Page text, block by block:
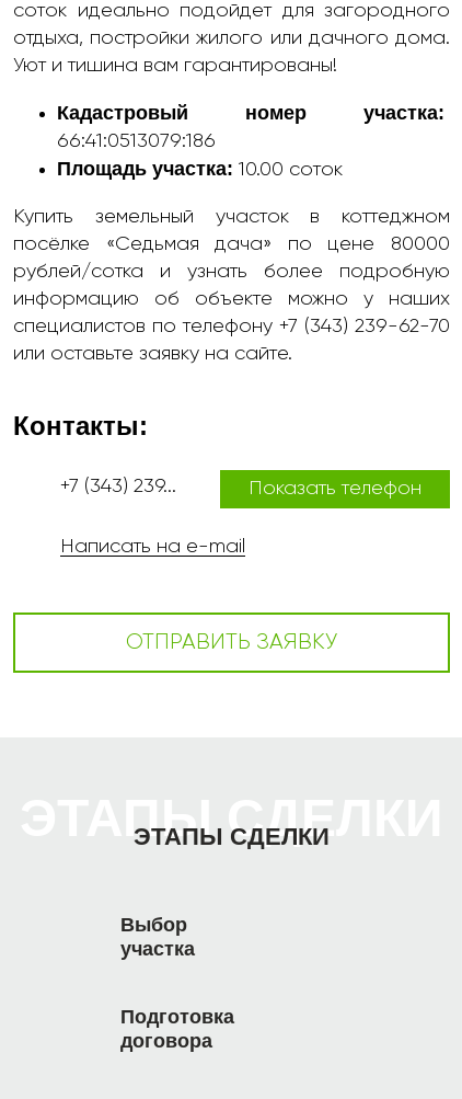
соток идеально подойдет для загородного
отдыха, постройки жилого или дачного дома.
Уют и тишина вам гарантированы!
Кадастровый номер участка:
66:41:0513079:186
Площадь участка: 10.00 соток
Купить земельный участок в коттеджном
посёлке «Седьмая дача» по цене 80000
рублей/сотка и узнать более подробную
информацию об объекте можно у наших
специалистов по телефону +7 (343) 239-62-70
или оставьте заявку на сайте.
Контакты:
+7 (343) 239... Показать телефон
Написать на e-mail
ОТПРАВИТЬ ЗАЯВКУ
ЭТАПЫ СДЕЛКИ
ЭТАПЫ СДЕЛКИ
Выбор
участка
Подготовка
договора